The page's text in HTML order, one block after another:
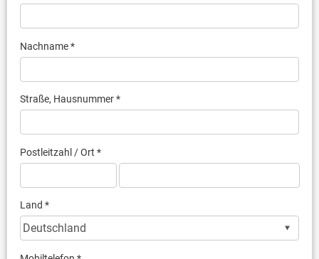
Nachname *
Straße, Hausnummer *
Postleitzahl / Ort *
Land *